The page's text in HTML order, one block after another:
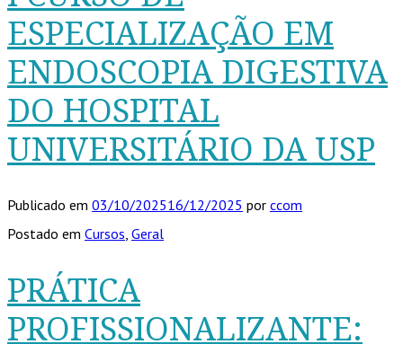
ESPECIALIZAÇÃO EM
ENDOSCOPIA DIGESTIVA
DO HOSPITAL
UNIVERSITÁRIO DA USP
Publicado em 03/10/202516/12/2025 por ccom
Postado em Cursos, Geral
PRÁTICA
PROFISSIONALIZANTE: